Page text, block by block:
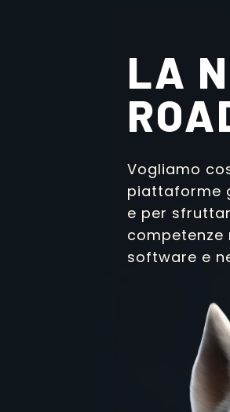
LA
Vogliamo
piattaforme
e per
competenze
software e